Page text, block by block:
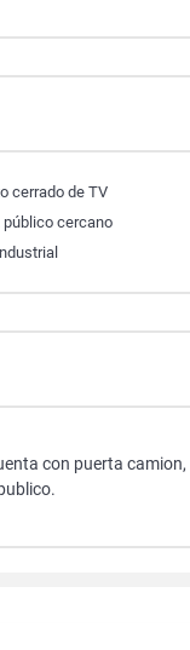
cerrado de TV
público cercano
con puerta